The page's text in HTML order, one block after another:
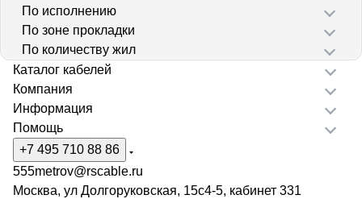
По исполнению
По зоне прокладки
По количеству жил
Каталог кабелей
Компания
Информация
Помощь
+7 495 710 88 86
555metrov@rscable.ru
Москва, ул Долгоруковская, 15с4-5, кабинет 331